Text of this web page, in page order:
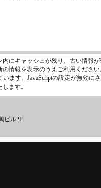
にキャッシュが残り、古い情報
情報を表示のうえご利用くださ
ます。JavaScriptの設定が無効
ます。
ビル2F